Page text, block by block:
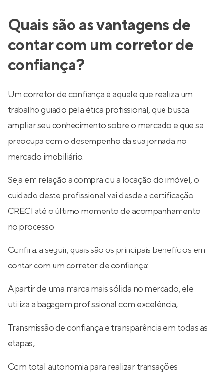
Quais são as vantagens de
contar com um corretor de
confiança?
Um corretor de confiança é aquele que realiza um
trabalho guiado pela ética profissional, que busca
ampliar seu conhecimento sobre o mercado e que se
preocupa com o desempenho da sua jornada no
mercado imobiliário.
Seja em relação a compra ou a locação do imóvel, o
cuidado deste profissional vai desde a certificação
CRECI até o último momento de acompanhamento
no processo.
Confira, a seguir, quais são os principais benefícios em
contar com um corretor de confiança:
A partir de uma marca mais sólida no mercado, ele
utiliza a bagagem profissional com excelência;
Transmissão de confiança e transparência em todas as
etapas;
Com total autonomia para realizar transações